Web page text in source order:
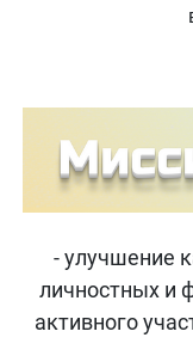
- улучшение
личностных и
активного